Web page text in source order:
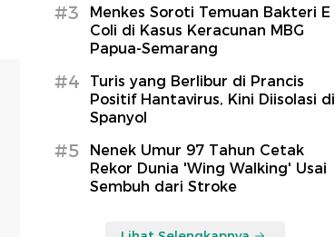
#3
Menkes Soroti Temuan Bakteri E
Coli di Kasus Keracunan MBG
Papua-Semarang
#4
Turis yang Berlibur di Prancis
Positif Hantavirus, Kini Diisolasi di
Spanyol
#5
Nenek Umur 97 Tahun Cetak
Rekor Dunia 'Wing Walking' Usai
Sembuh dari Stroke